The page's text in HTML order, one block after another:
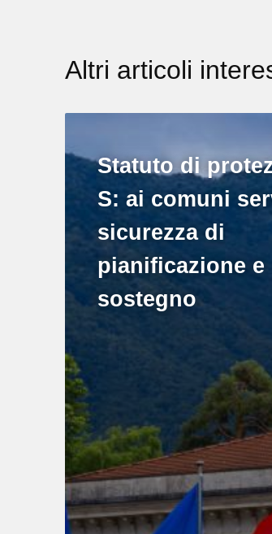
Altri articoli
Statuto di
S: ai comuni
sicurezza di
pianificazione e
sostegno